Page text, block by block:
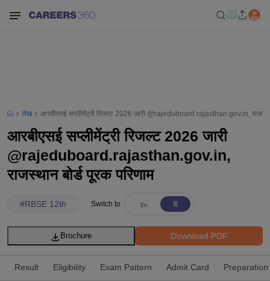
लेख आरबीएसई सप्लीमेंट्री रिजल्ट 2026 जारी @rajeduboard.rajasthan.gov.in,
आरबीएसई सप्लीमेंट्री रिजल्ट 2026 जारी
@rajeduboard.rajasthan.gov.in,
राजस्थान बोर्ड पूरक परिणाम
#RBSE 12th Switch to
Download PDF
Brochure
Result Eligibility Exam Pattern Admit Card Preparation